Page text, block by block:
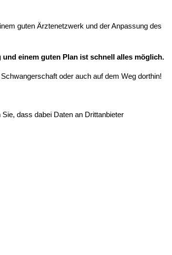
guten Ärztenetzwerk und der Anpassung des
einem guten Plan ist schnell alles möglich.
oder auch auf dem Weg dorthin!
dass dabei Daten an Drittanbieter